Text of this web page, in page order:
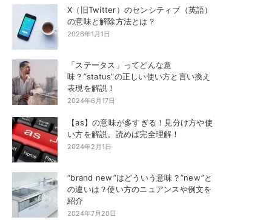
X（旧Twitter）のセンシティブ（英語）
の意味と解除方法とは？
2026年1月1日
「ステータス」ってどんな意
味？”status”の正しい使い方と言い換え
表現を解説！
2024年6月17日
【as】の意味が多すぎる！見分け方や使
い方を解説。読めば完全理解！
2024年2月1日
“brand new”はどういう意味？”new”と
の違いは？使い方のニュアンスや例文を
紹介
2024年7月20日